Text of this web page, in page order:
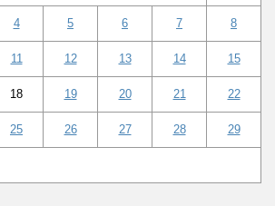
4 5 6 7 8
11 12 13 14 15
18 19 20 21 22
25 26 27 28 29